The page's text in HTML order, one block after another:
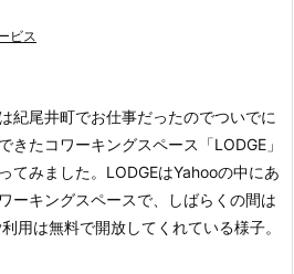
ビス
紀尾井町でお仕事だったのでついでに
きたコワーキングスペース「LODGE」
てみました。 LODGEはYahooの中にあ
ーキングスペースで、しばらくの間は
用は無料で開放してくれている様子。